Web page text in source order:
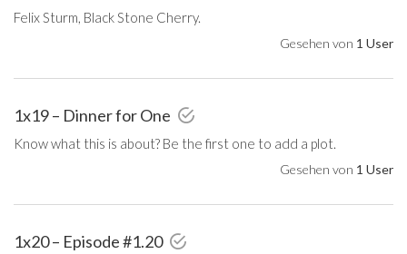
Felix Sturm, Black Stone Cherry.
Gesehen von 1 User
1x19 – Dinner for One
Know what this is about? Be the first one to add a plot.
Gesehen von 1 User
1x20 – Episode #1.20